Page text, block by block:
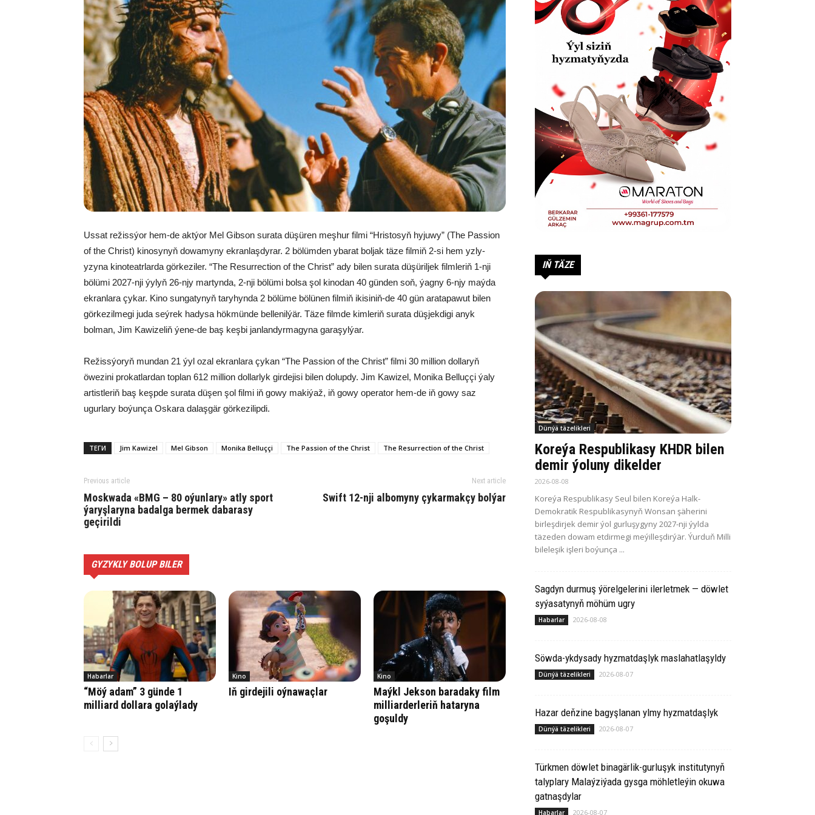
Ussat režissýor hem-de aktýor Mel Gibson surata düşüren meşhur filmi “Hristosyň hyjuwy” (The Passion
of the Christ) kinosynyň dowamyny ekranlaşdyrar. 2 bölümden ybarat boljak täze filmiň 2-si hem yzly-
yzyna kinoteatrlarda görkeziler. “The Resurrection of the Christ” ady bilen surata düşüriljek filmleriň 1-nji
bölümi 2027-nji ýylyň 26-njy martynda, 2-nji bölümi bolsa şol kinodan 40 günden soň, ýagny 6-njy maýda
ekranlara çykar. Kino sungatynyň taryhynda 2 bölüme bölünen filmiň ikisiniň-de 40 gün aratapawut bilen
görkezilmegi juda seýrek hadysa hökmünde bellenilýär. Täze filmde kimleriň surata düşjekdigi anyk
bolman, Jim Kawizeliň ýene-de baş keşbi janlandyrmagyna garaşylýar.
Režissýoryň mundan 21 ýyl ozal ekranlara çykan “The Passion of the Christ” filmi 30 million dollaryň
öwezini prokatlardan toplan 612 million dollarlyk girdejisi bilen dolupdy. Jim Kawizel, Monika Belluççi ýaly
artistleriň baş keşpde surata düşen şol filmi iň gowy makiýaž, iň gowy operator hem-de iň gowy saz
ugurlary boýunça Oskara dalaşgär görkezilipdi.
ТЕГИ Jim Kawizel Mel Gibson Monika Belluççi The Passion of the Christ The Resurrection of the Christ
Previous article
Moskwada «BMG – 80 oýunlary» atly sport
ýaryşlaryna badalga bermek dabarasy
geçirildi
Next article
Swift 12-nji albomyny çykarmakçy bolýar
GYZYKLY BOLUP BILER
Habarlar
“Möý adam” 3 günde 1
milliard dollara golaýlady
Kino
Iň girdejili oýnawaçlar
Kino
Maýkl Jekson baradaky film
milliarderleriň hataryna
goşuldy
IŇ TÄZE
Dünýä täzelikleri
Koreýa Respublikasy KHDR bilen
demir ýoluny dikelder
2026-08-08
Koreýa Respublikasy Seul bilen Koreýa Halk-
Demokratik Respublikasynyň Wonsan şäherini
birleşdirjek demir ýol gurluşygyny 2027-nji ýylda
täzeden dowam etdirmegi meýilleşdirýär. Ýurduň Milli
bileleşik işleri boýunça ...
Sagdyn durmuş ýörelgelerini ilerletmek — döwlet
syýasatynyň möhüm ugry
Habarlar 2026-08-08
Söwda-ykdysady hyzmatdaşlyk maslahatlaşyldy
Dünýä täzelikleri 2026-08-07
Hazar deňzine bagyşlanan ylmy hyzmatdaşlyk
Dünýä täzelikleri 2026-08-07
Türkmen döwlet binagärlik-gurluşyk institutynyň
talyplary Malaýziýada gysga möhletleýin okuwa
gatnaşdylar
Habarlar 2026-08-07